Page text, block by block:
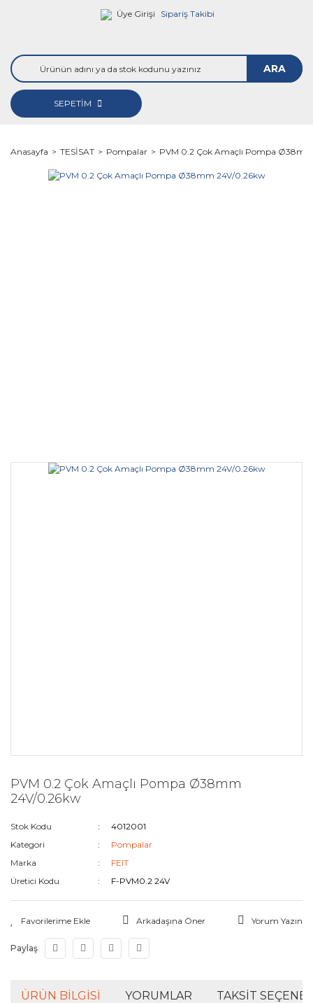
Üye Girişi Sipariş Takibi
ARA
SEPETİM
Anasayfa TESİSAT Pompalar PVM 0.2 Çok Amaçlı Pompa
PVM 0.2 Çok Amaçlı Pompa Ø38mm
24V/0.26kw
Stok Kodu
4012001
Kategori
Pompalar
Marka
FEIT
Üretici Kodu
F-PVM0.2 24V
Arkadaşına Öner Yorum Yazın
Paylaş
ÜRÜN BILGISI YORUMLAR TAKSIT